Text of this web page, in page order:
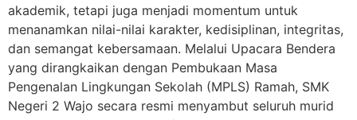
akademik, tetapi juga menjadi momentum untuk
menanamkan nilai-nilai karakter, kedisiplinan, integritas,
dan semangat kebersamaan. Melalui Upacara Bendera
yang dirangkaikan dengan Pembukaan Masa
Pengenalan Lingkungan Sekolah (MPLS) Ramah, SMK
Negeri 2 Wajo secara resmi menyambut seluruh murid